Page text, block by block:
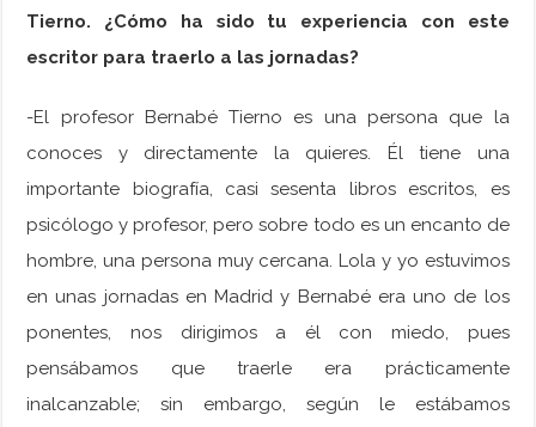
Tierno. ¿Cómo ha sido tu experiencia con este
escritor para traerlo a las jornadas?
-El profesor Bernabé Tierno es una persona que la
conoces y directamente la quieres. Él tiene una
importante biografía, casi sesenta libros escritos, es
psicólogo y profesor, pero sobre todo es un encanto de
hombre, una persona muy cercana. Lola y yo estuvimos
en unas jornadas en Madrid y Bernabé era uno de los
ponentes, nos dirigimos a él con miedo, pues
pensábamos que traerle era prácticamente
inalcanzable; sin embargo, según le estábamos